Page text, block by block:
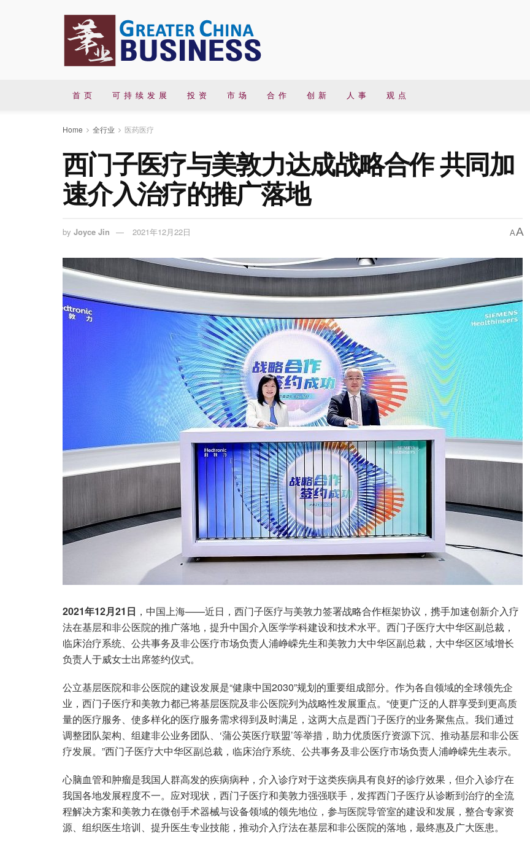
首 页 可 持 续 发 展 投 资 市 场 合 作 创 新 人 事 观 点
Home 全行业 医药医疗
西门子医疗与美敦力达成战略合作 共同加
速介入治疗的推广落地
by Joyce Jin 2021年12月22日 AA
2021年12月21日 ，中国上海——近日，西门子医疗与美敦力签署战略合作框架协议，携手加速创新介入疗
法在基层和非公医院的推广落地，提升中国介入医学学科建设和技术水平。西门子医疗大中华区副总裁，
临床治疗系统、公共事务及非公医疗市场负责人浦峥嵘先生和美敦力大中华区副总裁，大中华区区域增长
负责人于威女士出席签约仪式。
公立基层医院和非公医院的建设发展是“健康中国2030”规划的重要组成部分。作为各自领域的全球领先企
业，西门子医疗和美敦力都已将基层医院及非公医院列为战略性发展重点。“使更广泛的人群享受到更高质
量的医疗服务、使多样化的医疗服务需求得到及时满足，这两大点是西门子医疗的业务聚焦点。我们通过
调整团队架构、组建非公业务团队、‘蒲公英医疗联盟’等举措，助力优质医疗资源下沉、推动基层和非公医
疗发展。”西门子医疗大中华区副总裁，临床治疗系统、公共事务及非公医疗市场负责人浦峥嵘先生表示。
心脑血管和肿瘤是我国人群高发的疾病病种，介入诊疗对于这类疾病具有良好的诊疗效果，但介入诊疗在
我国各地发展程度不一。应对现状，西门子医疗和美敦力强强联手，发挥西门子医疗从诊断到治疗的全流
程解决方案和美敦力在微创手术器械与设备领域的领先地位，参与医院导管室的建设和发展，整合专家资
源、组织医生培训、提升医生专业技能，推动介入疗法在基层和非公医院的落地，最终惠及广大医患。